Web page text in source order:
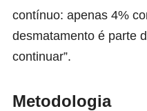
contínuo: apenas 4%
desmatamento é parte
continuar”.
Metodologia